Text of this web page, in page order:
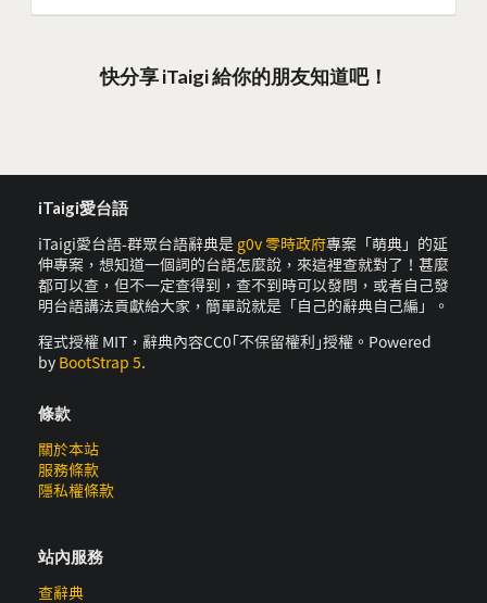
快分享 iTaigi 給你的朋友知道吧！
iTaigi愛台語
iTaigi愛台語-群眾台語辭典是 g0v 零時政府專案「萌典」的延
伸專案，想知道一個詞的台語怎麼說，來這裡查就對了！甚麼
都可以查，但不一定查得到，查不到時可以發問，或者自己發
明台語講法貢獻給大家，簡單說就是「自己的辭典自己編」。
程式授權 MIT，辭典內容CC0｢不保留權利｣授權。Powered
by BootStrap 5.
條款
關於本站
服務條款
隱私權條款
站內服務
查辭典